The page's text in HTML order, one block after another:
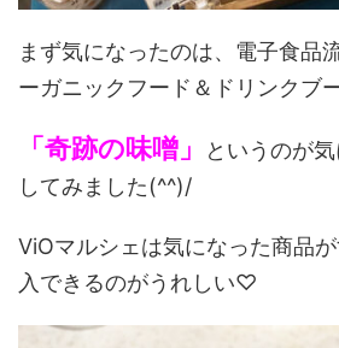
まず気になったのは、電子食品
ーガニックフード＆ドリンクブー
「奇跡の味噌」
というのが
してみました(^^)/
ViOマルシェは気になった商品
入できるのがうれしい♡